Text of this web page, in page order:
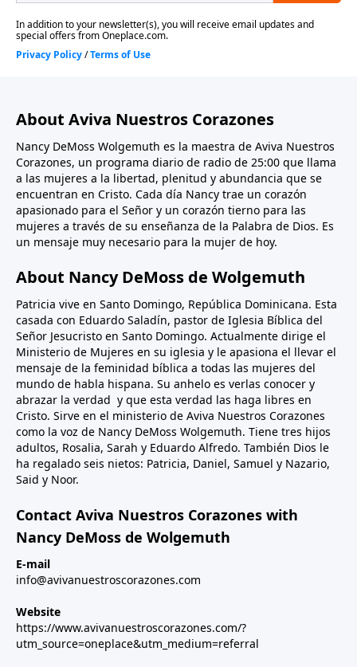
About Aviva Nuestros Corazones
Nancy DeMoss Wolgemuth es la maestra de Aviva Nuestros
Corazones, un programa diario de radio de 25:00 que llama
a las mujeres a la libertad, plenitud y abundancia que se
encuentran en Cristo. Cada día Nancy trae un corazón
apasionado para el Señor y un corazón tierno para las
mujeres a través de su enseñanza de la Palabra de Dios. Es
un mensaje muy necesario para la mujer de hoy.
About Nancy DeMoss de Wolgemuth
Patricia vive en Santo Domingo, República Dominicana. Esta
casada con Eduardo Saladín, pastor de Iglesia Bíblica del
Señor Jesucristo en Santo Domingo. Actualmente dirige el
Ministerio de Mujeres en su iglesia y le apasiona el llevar el
mensaje de la feminidad bíblica a todas las mujeres del
mundo de habla hispana. Su anhelo es verlas conocer y
abrazar la verdad y que esta verdad las haga libres en
Cristo. Sirve en el ministerio de Aviva Nuestros Corazones
como la voz de Nancy DeMoss Wolgemuth. Tiene tres hijos
adultos, Rosalia, Sarah y Eduardo Alfredo. También Dios le
ha regalado seis nietos: Patricia, Daniel, Samuel y Nazario,
Said y Noor.
Contact Aviva Nuestros Corazones with
Nancy DeMoss de Wolgemuth
E-mail
info@avivanuestroscorazones.com
Website
https://www.avivanuestroscorazones.com/?
utm_source=oneplace&utm_medium=referral